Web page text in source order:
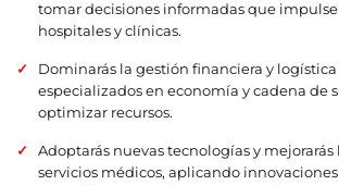
tomar decisiones informadas que
hospitales y clínicas.
Dominarás la gestión financiera y logística
especializados en economía y cadena de
optimizar recursos.
Adoptarás nuevas tecnologías y
servicios médicos, aplicando